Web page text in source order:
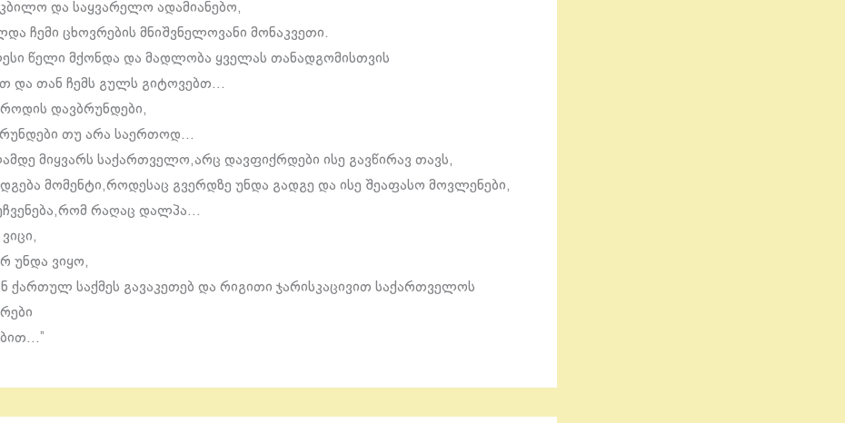
და საყვარელო ადამიანებო,
ჩემი ცხოვრების მნიშვნელოვანი მონაკვეთი.
წელი მქონდა და მადლობა ყველას თანადგომისთვის
და თან ჩემს გულს გიტოვებთ…
დავბრუნდები,
თუ არა საერთოდ…
მიყვარს საქართველო,არც დავფიქრდები ისე გავწირავ თავს,
მომენტი,როდესაც გვერდზე უნდა გადგე და ისე შეაფასო მოვლენები,
რაღაც დალპა…
უნდა ვიყო,
ქართულ საქმეს გავაკეთებ და რიგითი ჯარისკაცივით საქართველოს